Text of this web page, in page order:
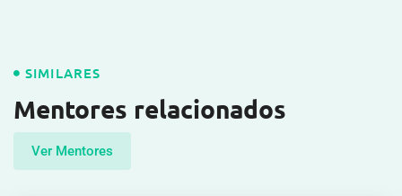
SIMILARES
Mentores relacionados
Ver Mentores